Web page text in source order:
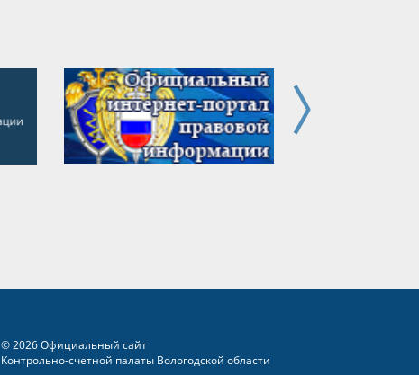
© 2026 Официальный сайт
Контрольно-счетной палаты Вологодской области